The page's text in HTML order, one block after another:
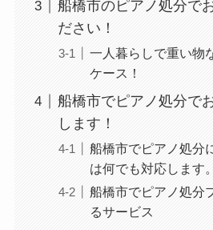
船橋市のピアノ処分で
ださい！
一人暮らしで重い物
ケース！
船橋市でピアノ処分で
します！
船橋市でピアノ処分
は何でも対応します。
船橋市でピアノ処分
るサービス